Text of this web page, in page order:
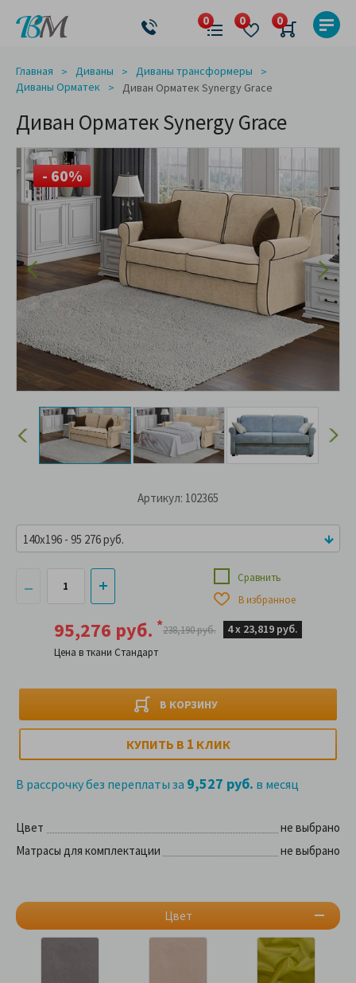
Главная Диваны
Диваны трансформеры
Диваны Орматек
Диван Орматек Synergy Grace
Диван Орматек Synergy Grace
- 60%
Артикул: 102365
95,276 руб. *
Цена в ткани Стандарт
238,190 руб. 4 х 23,819 руб.
В КОРЗИНУ
Сравнить
В избранное
КУПИТЬ В 1 КЛИК
В рассрочку без переплаты за 9,527 руб. в месяц
140x196 - 95 276 руб.
Цвет
не выбрано
Матрасы для комплектации
не выбрано
Цвет